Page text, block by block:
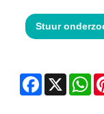
Stuur
Facebook
X